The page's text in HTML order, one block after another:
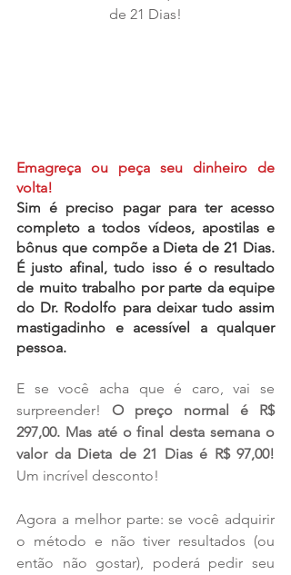
de 21 Dias!
Emagreça ou peça seu dinheiro de
volta!
Sim é preciso pagar para ter acesso
completo a todos vídeos, apostilas e
bônus que compõe a Dieta de 21 Dias.
É justo afinal, tudo isso é o resultado
de muito trabalho por parte da equipe
do Dr. Rodolfo para deixar tudo assim
mastigadinho e acessível a qualquer
pessoa.
E se você acha que é caro, vai se
surpreender! O preço normal é R$
297,00. Mas até o final desta semana o
Um incrível desconto!
Agora a melhor parte: se você adquirir
o método e não tiver resultados (ou
então não gostar), poderá pedir seu